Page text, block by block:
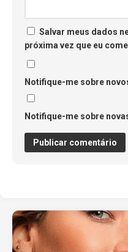
Salvar meus dados
próxima vez que eu
Notifique-me sobre
Notifique-me sobre